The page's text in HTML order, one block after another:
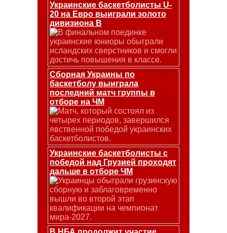
Украинские баскетболисты U-
20 на Евро выиграли золото
дивизиона В
В финальном поединке
украинские юниоры обыграли
исландских сверстников и смогли
достичь повышения в классе.
Сборная Украины по
баскетболу выиграла
последний матч группы в
отборе на ЧМ
Матч, который состоял из
четырех периодов, завершился
явственной победой украинских
баскетболистов.
Украинские баскетболисты с
победой над Грузией проходят
дальше в отборе ЧМ
Украинцы обыграли грузинскую
сборную и заблаговременно
вышли во второй этап
квалификации на чемпионат
мира-2027.